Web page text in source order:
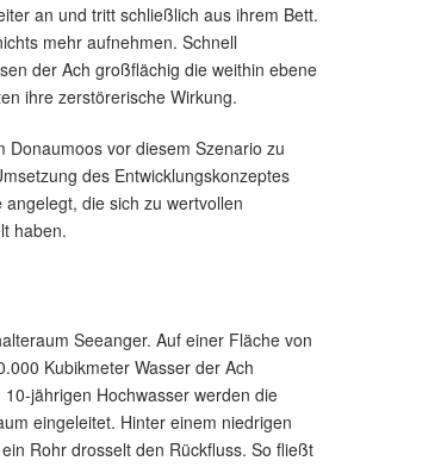
an und tritt schließlich aus ihrem Bett.
mehr aufnehmen. Schnell
der Ach großflächig die weithin ebene
ihre zerstörerische Wirkung.
Donaumoos vor diesem Szenario zu
des Entwicklungskonzeptes
die sich zu wertvollen
haben.
Seeanger. Auf einer Fläche von
Kubikmeter Wasser der Ach
jährigen Hochwasser werden die
eingeleitet. Hinter einem niedrigen
Rohr drosselt den Rückfluss. So fließt